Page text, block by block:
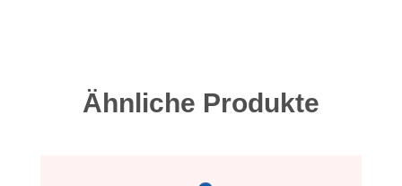
Produktgalerie überspringen
Ähnliche Produkte